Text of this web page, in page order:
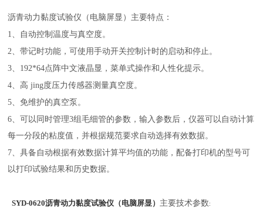
沥青动力黏度试验仪（电脑屏显）主要特点：
1、自动控制温度与真空度。
2、带记时功能，可使用手动开关控制计时的启动和停止。
3、192*64点阵中文液晶显，菜单式操作和人性化提示。
4、高 jing度压力传感器测量真空度。
5、免维护的真空泵。
6、可以同时管理3组毛细管的参数，输入参数后，仪器可以自动计算
每一分段的粘度值，并根据规范要求自动选择有效数据。
7、具备自动根据有效数据计算平均值的功能，配备打印机的型号可
以打印试验结果和历史数据。
SYD-0620沥青动力黏度试验仪 （电脑屏显） 主要技术参数: